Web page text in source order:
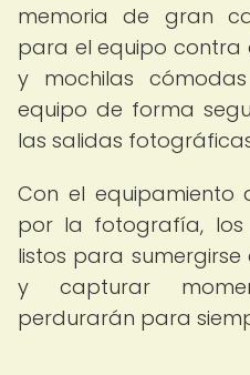
memoria de gran
para el equipo contra
y mochilas
equipo de forma
las salidas
Con el
por la fotografía, los
listos para
y capturar
perdurarán para